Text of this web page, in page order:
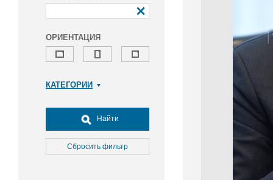
ОРИЕНТАЦИЯ
КАТЕГОРИИ
Досуг, туризм и отдых
Культура
Медицина
Найти
Сбросить фильтр